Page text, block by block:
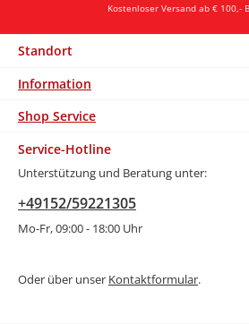
Kostenloser Versand ab € 100,-
Standort
Information
Shop Service
Service-Hotline
Unterstützung und Beratung unter:
+49152/59221305
Mo-Fr, 09:00 - 18:00 Uhr
Oder über unser Kontaktformular.